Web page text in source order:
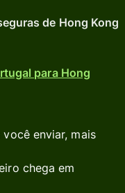
de Hong Kong
para Hong
enviar, mais
chega em